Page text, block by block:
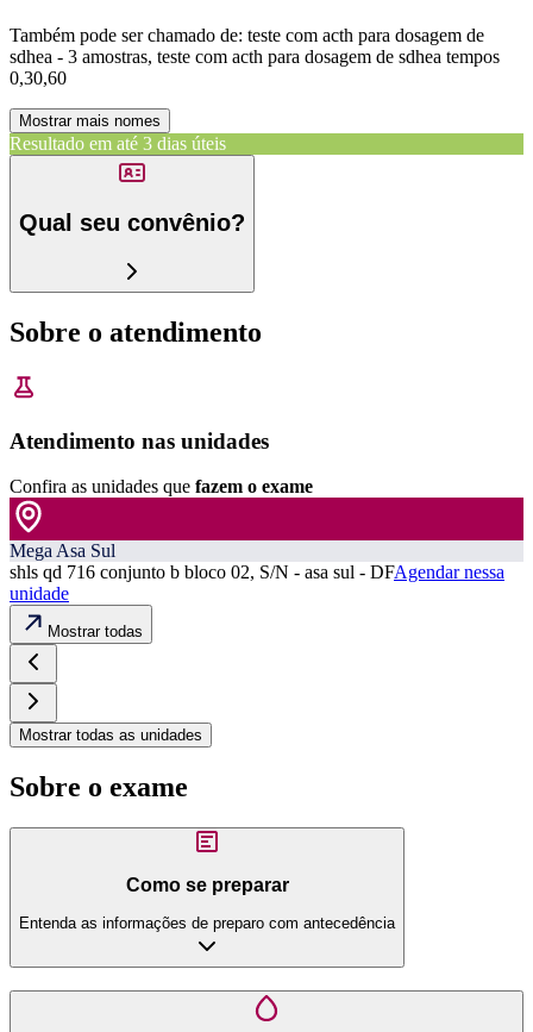
Também pode ser chamado de: teste com acth para dosagem de
sdhea - 3 amostras, teste com acth para dosagem de sdhea tempos
0,30,60
Mostrar mais nomes
Resultado em até 3 dias úteis
Qual seu convênio?
Sobre o atendimento
Atendimento nas unidades
Confira as unidades que fazem o exame
Mega Asa Sul
shls qd 716 conjunto b bloco 02, S/N - asa sul - DFAgendar nessa
unidade
Mostrar todas
Mostrar todas as unidades
Sobre o exame
Como se preparar
Entenda as informações de preparo com antecedência